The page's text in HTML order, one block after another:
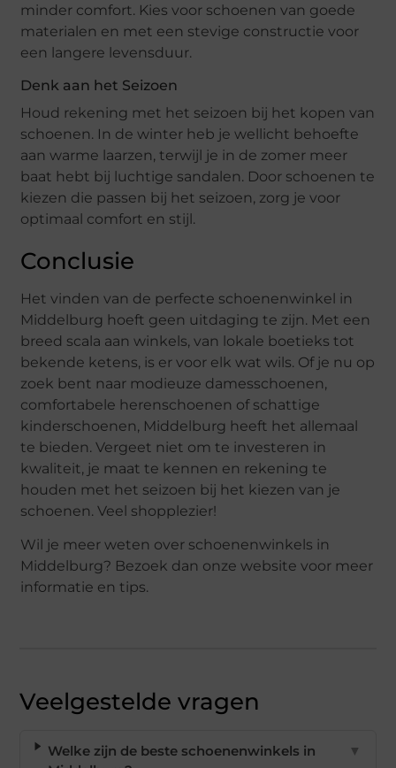
minder comfort. Kies voor schoenen van goede
materialen en met een stevige constructie voor
een langere levensduur.
Denk aan het Seizoen
Houd rekening met het seizoen bij het kopen van
schoenen. In de winter heb je wellicht behoefte
aan warme laarzen, terwijl je in de zomer meer
baat hebt bij luchtige sandalen. Door schoenen te
kiezen die passen bij het seizoen, zorg je voor
optimaal comfort en stijl.
Conclusie
Het vinden van de perfecte schoenenwinkel in
Middelburg hoeft geen uitdaging te zijn. Met een
breed scala aan winkels, van lokale boetieks tot
bekende ketens, is er voor elk wat wils. Of je nu op
zoek bent naar modieuze damesschoenen,
comfortabele herenschoenen of schattige
kinderschoenen, Middelburg heeft het allemaal
te bieden. Vergeet niet om te investeren in
kwaliteit, je maat te kennen en rekening te
houden met het seizoen bij het kiezen van je
schoenen. Veel shopplezier!
Wil je meer weten over schoenenwinkels in
Middelburg? Bezoek dan onze website voor meer
informatie en tips.
Veelgestelde vragen
Welke zijn de beste schoenenwinkels in
▼